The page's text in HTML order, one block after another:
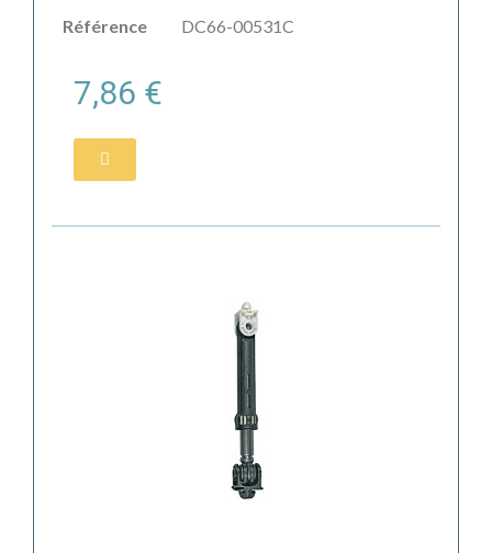
Référence DC66-00531C
7,86 €